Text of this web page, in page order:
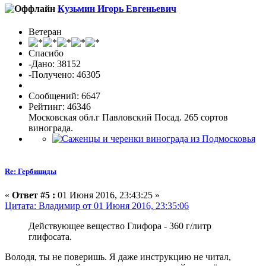
Кузьмин Игорь Евгеньевич
Ветеран
Спасибо
-Дано: 38152
-Получено: 46305
Сообщений: 6647
Рейтинг: 46346
Московская обл.г Павловский Посад. 265 сортов
винограда.
Re: Гербициды
« Ответ #5 : 01 Июня 2016, 23:43:25 »
Цитата: Владимиp от 01 Июня 2016, 23:35:06
Действующее вещество Глифора - 360 г/литр
глифосата.
Володя, ты не поверишь. Я даже инструкцию не читал,